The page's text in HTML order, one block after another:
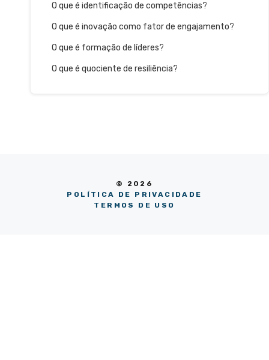
O que é identificação de competências?
O que é inovação como fator de engajamento?
O que é formação de líderes?
O que é quociente de resiliência?
© 2026
POLÍTICA DE PRIVACIDADE
TERMOS DE USO